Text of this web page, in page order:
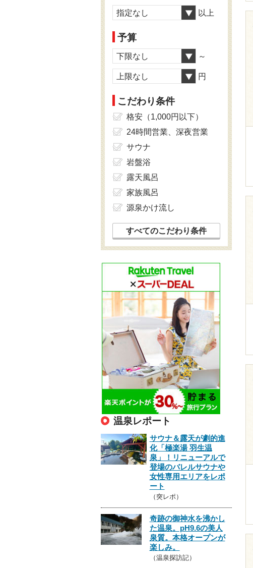
指定なし 以上
予算
下限なし ～
上限なし 円
こだわり条件
格安（1,000円以下）
24時間営業、深夜営業
サウナ
岩盤浴
露天風呂
家族風呂
源泉かけ流し
すべてのこだわり条件
温泉レポート
サウナ＆露天が劇的進
化「極楽湯 羽生温
泉」！リニューアルで
登場のバレルサウナや
女性専用エリアをレポ
ート
（突レポ）
奇跡の御神水を沸かし
た温泉。pH9.6の美人
泉質。本格オープンが
楽しみ。
（温泉探訪記）